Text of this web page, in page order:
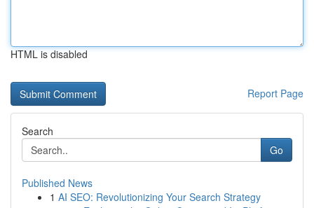
HTML is disabled
Report Page
Search
Go
Published News
1 AI SEO: Revolutionizing Your Search Strategy